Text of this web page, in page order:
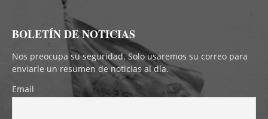
BOLETÍN DE NOTICIAS
Nos preocupa su seguridad. Solo usaremos su correo para
enviarle un resumen de noticias al día.
Email